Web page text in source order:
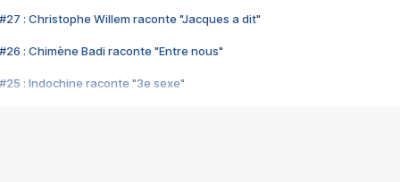
#27 : Christophe Willem raconte "Jacques a dit"
#26 : Chimène Badi raconte "Entre nous"
#25 : Indochine raconte "3e sexe"